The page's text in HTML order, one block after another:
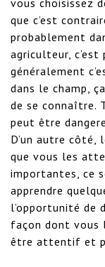
que c’est
probablement
agriculteur,
généralement
dans le champ,
de se connaître.
peut être
D’un autre côté,
que vous les
importantes, ce
apprendre
l’opportunité de
façon dont vous
être attentif et